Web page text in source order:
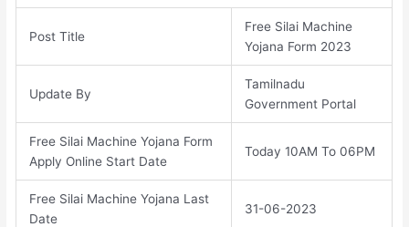
Post Title
Free Silai Machine
Yojana Form 2023
Update By
Tamilnadu
Government Portal
Free Silai Machine Yojana Form
Apply Online Start Date
Today 10AM To 06PM
Free Silai Machine Yojana Last
Date
31-06-2023